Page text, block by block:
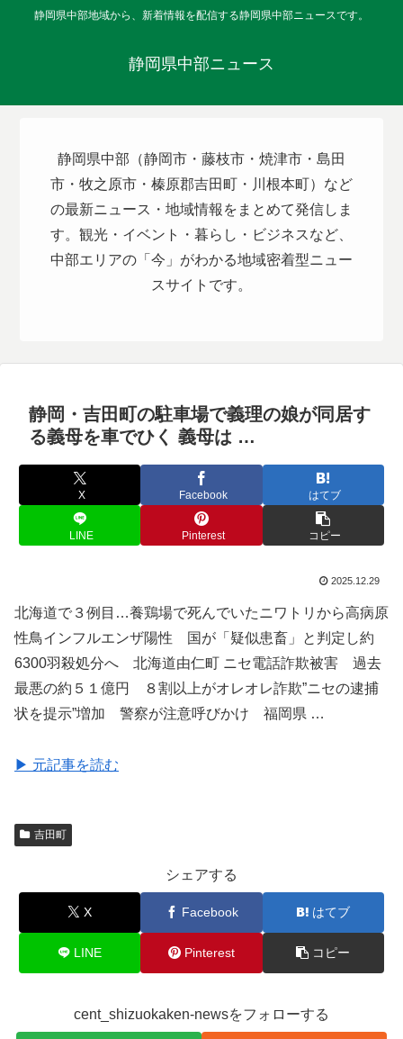
静岡県中部地域から、新着情報を配信する静岡県中部ニュースです。
静岡県中部ニュース
静岡県中部（静岡市・藤枝市・焼津市・島田
市・牧之原市・榛原郡吉田町・川根本町）など
の最新ニュース・地域情報をまとめて発信しま
す。観光・イベント・暮らし・ビジネスなど、
中部エリアの「今」がわかる地域密着型ニュー
スサイトです。
静岡・吉田町の駐車場で義理の娘が同居す
る義母を車でひく 義母は …
X Facebook はてブ
LINE Pinterest コピー
2025.12.29
北海道で３例目…養鶏場で死んでいたニワトリから高病原
性鳥インフルエンザ陽性 国が「疑似患畜」と判定し約
6300羽殺処分へ 北海道由仁町 ニセ電話詐欺被害 過去
最悪の約５１億円 ８割以上がオレオレ詐欺”ニセの逮捕
状を提示”増加 警察が注意呼びかけ 福岡県 …
▶ 元記事を読む
吉田町
シェアする
X Facebook はてブ
LINE Pinterest コピー
cent_shizuokaken-newsをフォローする